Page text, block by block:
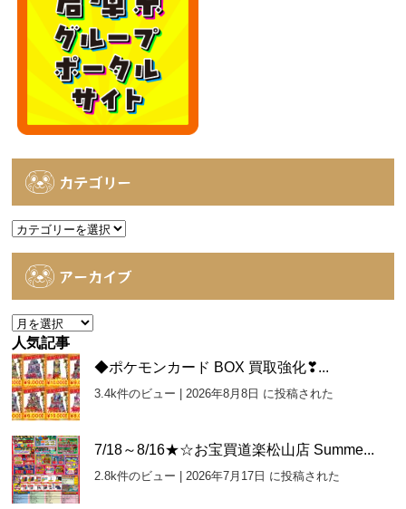
カテゴリー
カ
アーカイブ
ア
ー
カ
イ
ブ
人気記事
◆ポケモンカード BOX 買取強化❣...
3.4k件のビュー 2026年8月8日 に投稿された
7/18～8/16★☆お宝買道楽松山店 Summe...
2.8k件のビュー 2026年7月17日 に投稿された